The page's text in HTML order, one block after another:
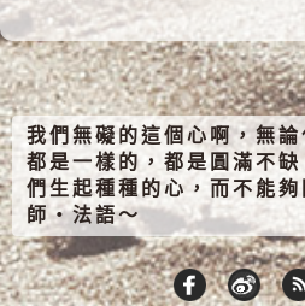
我們無礙的這個心啊，無
都是一樣的，都是圓滿不
們生起種種的心，而不能
師‧法語～